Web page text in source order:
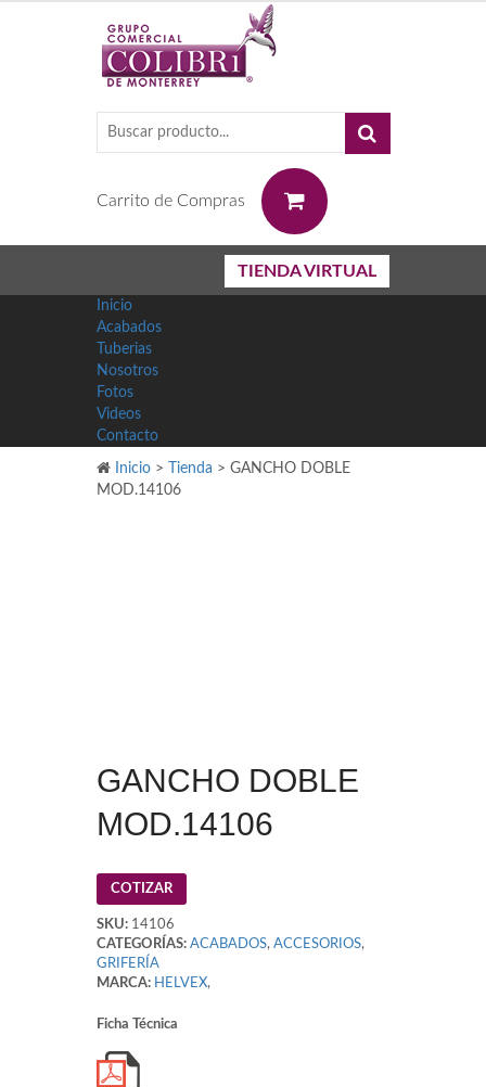
Carrito de Compras
TIENDA VIRTUAL
Inicio
Acabados
Tuberias
Nosotros
Fotos
Videos
Contacto
Inicio > Tienda > GANCHO DOBLE
MOD.14106
GANCHO DOBLE
MOD.14106
COTIZAR
SKU: 14106
CATEGORÍAS: ACABADOS, ACCESORIOS,
GRIFERÍA
MARCA: HELVEX,
Ficha Técnica